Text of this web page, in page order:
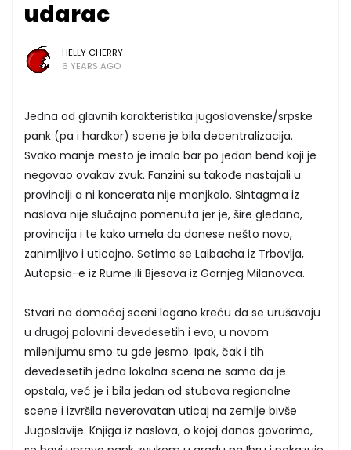
udarac
HELLY CHERRY
6 YEARS AGO
Jedna od glavnih karakteristika jugoslovenske/srpske
pank (pa i hardkor) scene je bila decentralizacija.
Svako manje mesto je imalo bar po jedan bend koji je
negovao ovakav zvuk. Fanzini su takođe nastajali u
provinciji a ni koncerata nije manjkalo. Sintagma iz
naslova nije slučajno pomenuta jer je, šire gledano,
provincija i te kako umela da donese nešto novo,
zanimljivo i uticajno. Setimo se Laibacha iz Trbovlja,
Autopsia-e iz Rume ili Bjesova iz Gornjeg Milanovca.
Stvari na domaćoj sceni lagano kreću da se urušavaju
u drugoj polovini devedesetih i evo, u novom
milenijumu smo tu gde jesmo. Ipak, čak i tih
devedesetih jedna lokalna scena ne samo da je
opstala, već je i bila jedan od stubova regionalne
scene i izvršila neverovatan uticaj na zemlje bivše
Jugoslavije. Knjiga iz naslova, o kojoj danas govorimo,